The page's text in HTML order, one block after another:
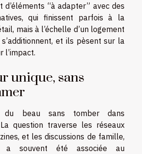
d’éléments “à adapter” avec des
qui finissent parfois à la
mais à l’échelle d’un logement
et ils pèsent sur la
l’impact.
unique, sans
du beau sans tomber dans
question traverse les réseaux
et les discussions de famille,
a souvent été associée au